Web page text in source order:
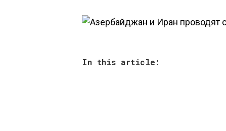
In this article: